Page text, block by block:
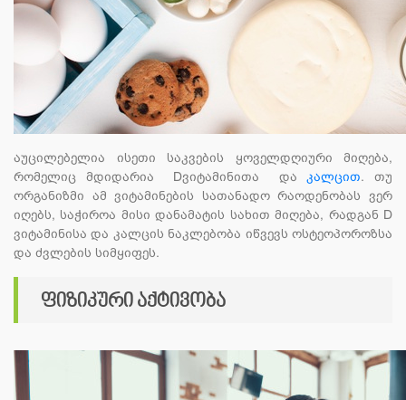
აუცილებელია ისეთი საკვების ყოველდღიური მიღება,
რომელიც მდიდარია Dვიტამინითა და კალცით.თუ
ორგანიზმი ამ ვიტამინების სათანადო რაოდენობას ვერ
იღებს, საჭიროა მისი დანამატის სახით მიღება, რადგან D
ვიტამინისა და კალცის ნაკლებობა იწვევს ოსტეოპოროზსა
და ძვლების სიმყიფეს.
ფიზიკური აქტივობა